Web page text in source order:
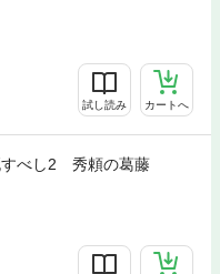
試し読み カートへ
すべし2 秀頼の葛藤